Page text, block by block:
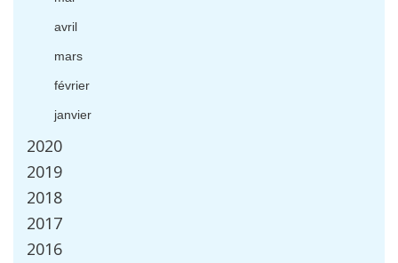
avril
mars
février
janvier
2020
2019
2018
2017
2016